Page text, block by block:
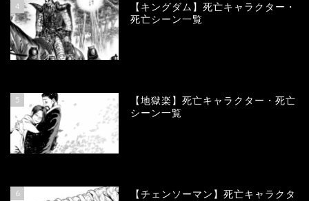
4
【キングダム】死亡キャラクター・
死亡シーン一覧
5
【地獄楽】死亡キャラクター・死亡
シーン一覧
6
【チェンソーマン】死亡キャラクタ